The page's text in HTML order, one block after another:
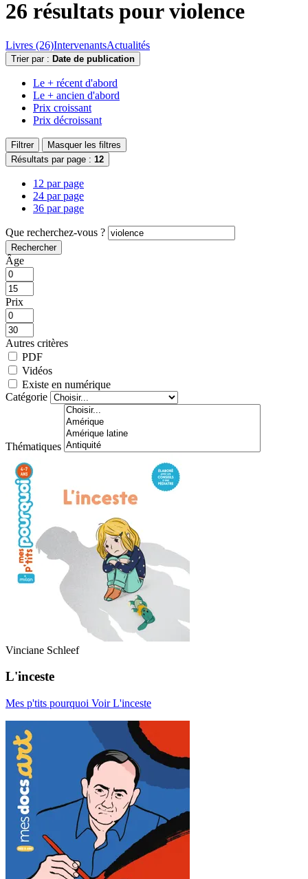
26 résultats pourviolence
Livres (26)IntervenantsActualités
Trier par : Date de publication
Le + récent d'abord
Le + ancien d'abord
Prix croissant
Prix décroissant
Filtrer
Masquer les filtres
Résultats par page : 12
12 par page
24 par page
36 par page
Que recherchez-vous ?
Rechercher
Âge
Prix
Autres critères
PDF
Vidéos
Existe en numérique
Catégorie
Thématiques
Vinciane Schleef
L'inceste
Mes p'tits pourquoi Voir L'inceste